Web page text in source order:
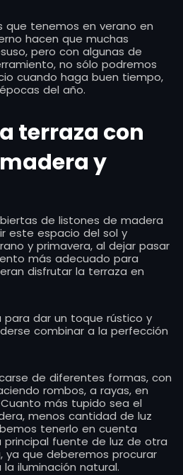
que tenemos en verano en
hacen que muchas
pero con algunas de
no sólo podremos
cuando haga buen tiempo,
del año.
terraza con
y
de listones de madera
este espacio del sol y
y primavera, al dejar pasar
más adecuado para
disfrutar la terraza en
dar un toque rústico y
combinar a la perfección
de diferentes formas, con
rombos, a rayas, en
más tupido sea el
menos cantidad de luz
tenerlo en cuenta
fuente de luz de otra
ya que deberemos procurar
iluminación natural.